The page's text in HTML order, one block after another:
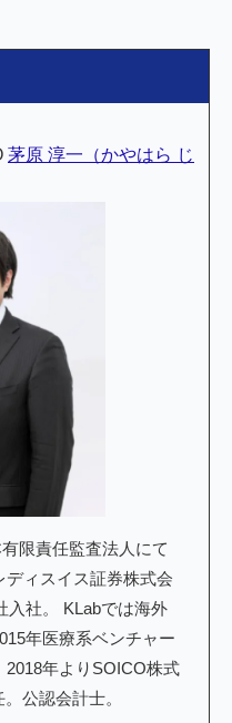
茅原 淳一（かやはら じ
限責任監査法人にて
ィスイス証券株式会
入社。 KLabでは海外
年医療系ベンチャー
年よりSOICO株式
公認会計士。